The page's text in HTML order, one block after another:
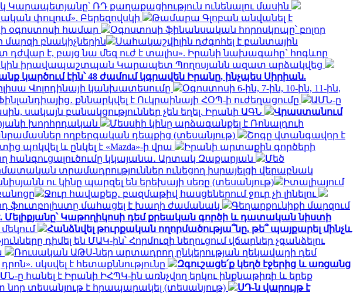
Կարապետյանը՝ ՌԴ քաղաքացիություն ունենալու մասին
փուլում». Բերեզովսկի
Թամարա Գլոբան անվանել է
օգոստոսի համար
Օգոստոսի ֆինանսական հորոսկոպը՝ բոլոր
մարզի բնակիչներին
Սահակաշվիլին դժգոհել է բանտային
է, բայց նա մեզ ուժ է տալիս». Իրանի նախագահը` հոգևոր
իրավապաշտպան Կարապետ Պողոսյանն ազատ արձակվեց
կարծում էին՝ 48 ժամում կգրավեն Իրանը, ինչպես Սիրիան.
Վոլոդինայի կանխատեսումը
Օգոստոսի 6-ին, 7-ին, 10-ին, 11-ին,
քննարկվել է Ուկրաինայի ՀՕՊ-ի ուժեղացումը
ԱՄՆ-ը
սակայն բանակցություններ չեն եղել. Իրանի ԱԳՆ
Վրաստանում
խորհրդական
Մեսսիի կինը արձագանքել է Ռոնալդուի
ողբերգական դեպքից (տեսանյութ)
Շոգը վտանգավոր է
և ընկել է «Mazda»-ի վրա
Իրանի արտաքին գործերի
հանգուցալուծումը կկայանա․ Արտակ Զաքարյան
Մեծ
տրամադրություններ ունեցող իսրայելցի վերաբնակ
ու կինը պարզել են երեխայի սեռը (տեսանյութ)
Իտալիայում
Ջուր հավաքեք․ բազմաթիվ հասցեներում ջուր չի լինելու
ֆուտբոլիստը մահացել է խաղի ժամանակ
Գեղարքունիքի մարզում
Կաթողիկոսի դեմ քրեական գործի և դատական նիստի
Հանձնվել թուրքական ողորմածությա՞նը, թե՞ պայքարել մինչև
դիմել են ՄԱԿ-ին՝ Հորմուզի նեղուցում վճարներ չգանձելու
Ռուսական ԱԹՍ-ներ արտադրող ընկերության ղեկավարի դեմ
սկսվել է հետաքննությունը
Զգուշացե՛ք կեղծ էջերից և առցանց
ը հանել է Իրանի ԻՀՊԿ-ին առնչվող երկու ինքնաթիռի և երեք
նոր տեսանյութ է հրապարակել (տեսանյութ)
ՍԴ-ն վարույթ է